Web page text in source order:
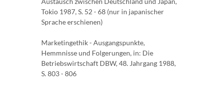
Tokio 1987, S. 52 - 68 (nur in japanischer
Sprache erschienen)
Marketingethik - Ausgangspunkte,
Hemmnisse und Folgerungen, in: Die
Betriebswirtschaft DBW, 48. Jahrgang 1988,
S. 803 - 806